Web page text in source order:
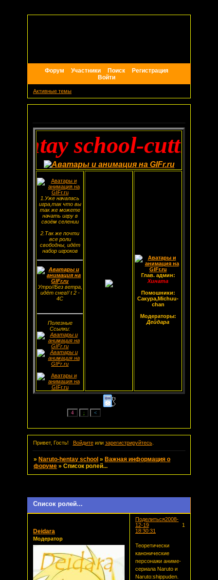
Форум Участники Поиск
Регистрация
Войти
Активные темы
school-
1.Уже началась
игра,так что вы
так же можете
начать игру в
своём селении
2.Так же почти
все роли
свободны, идёт
набор игроков
Утро//Без ветра,
идёт снег// t 2 -
4С
Полезные
Ссылки:
Глав. админ:
Хината
Помошники:
Сакура,Michuu-
chan
Модераторы:
Дейдара
Привет, Гость! Войдитеили зарегистрируйтесь.
» Naruto-hentay school » Важная информация о
форуме »Список ролей...
Список ролей...
Поделиться
1
2008-
12-19
18:30:31
Deidara
Модератор
Теоретически
канонические
персонажи аниме-
сериала Naruto и
Naruto:shippuden.